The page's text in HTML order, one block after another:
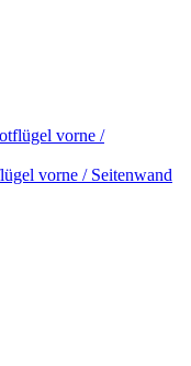
vorne / Seitenwand